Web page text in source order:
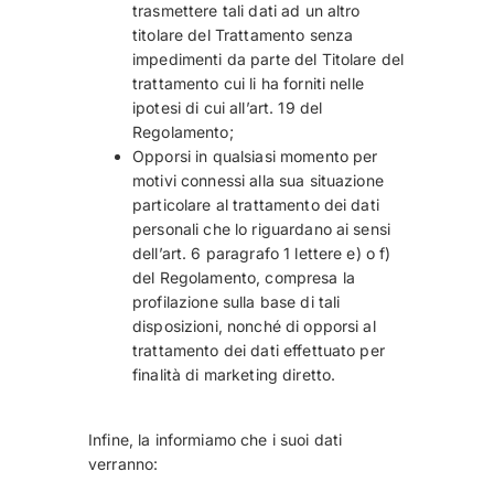
trasmettere tali dati ad un altro
titolare del Trattamento senza
impedimenti da parte del Titolare del
trattamento cui li ha forniti nelle
ipotesi di cui all’art. 19 del
Regolamento;
Opporsi in qualsiasi momento per
motivi connessi alla sua situazione
particolare al trattamento dei dati
personali che lo riguardano ai sensi
dell’art. 6 paragrafo 1 lettere e) o f)
del Regolamento, compresa la
profilazione sulla base di tali
disposizioni, nonché di opporsi al
trattamento dei dati effettuato per
finalità di marketing diretto.
Infine, la informiamo che i suoi dati
verranno: